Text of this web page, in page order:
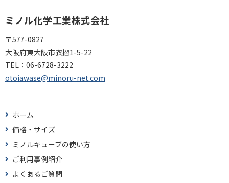
ミノル化学工業株式会社
〒577-0827
大阪府東大阪市衣摺1-5-22
TEL： 06-6728-3222
otoiawase@minoru-net.com
ホーム
価格・サイズ
ミノルキューブの使い方
ご利用事例紹介
よくあるご質問